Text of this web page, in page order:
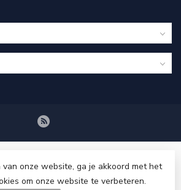
onze website, ga je akkoord met het
om onze website te verbeteren.